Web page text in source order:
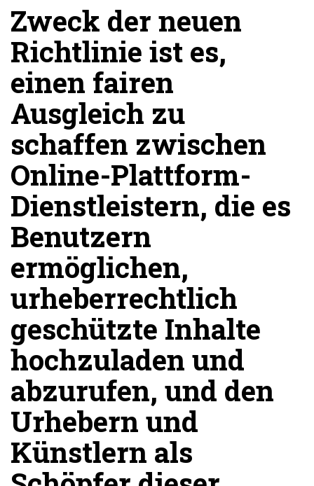
Zweck der neuen
Richtlinie ist es,
einen fairen
Ausgleich zu
schaffen zwischen
Online-Plattform-
Dienstleistern, die es
Benutzern
ermöglichen,
urheberrechtlich
geschützte Inhalte
hochzuladen und
abzurufen, und den
Urhebern und
Künstlern als